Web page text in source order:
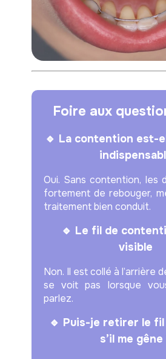
Foire aux
🔹 La contention est-
Oui. Sans contention, les
fortement de rebouger,
traitement bien conduit.
🔹 Le fil de
visible
Non. Il est collé à l’arrière
se voit pas lorsque
parlez.
🔹 Puis-je retirer le fil
s’il me gêne